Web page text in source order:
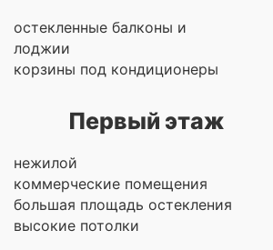
остекленные балконы и
лоджии
корзины под кондиционеры
Первый этаж
нежилой
коммерческие помещения
большая площадь остекления
высокие потолки